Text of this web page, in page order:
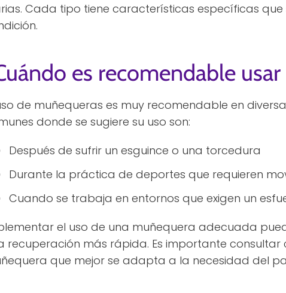
Cada tipo tiene características específicas
es recomendable
de muñequeras es muy recomendable en
donde se sugiere su uso son:
Después de sufrir un esguince o una torcedura
Durante la práctica de deportes que requieren
Cuando se trabaja en entornos que exigen un
el uso de una muñequera adecuada
recuperación más rápida. Es importante
que mejor se adapta a la necesidad del